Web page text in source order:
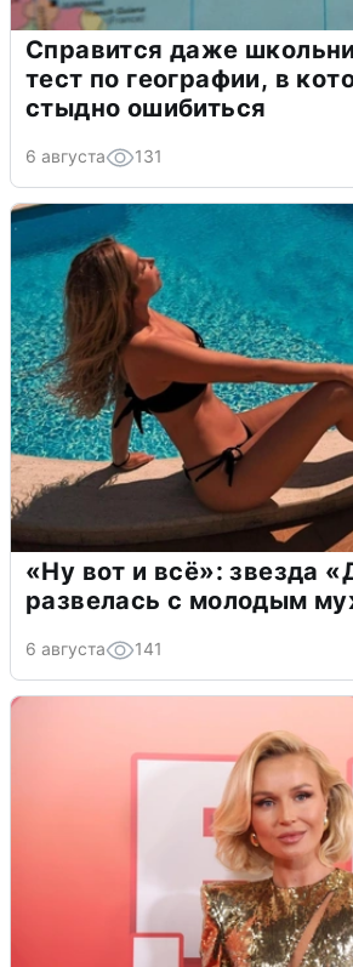
Справится даже
тест по географии, в
стыдно ошибиться
6 августа 131
«Ну вот и всё»: звезда
развелась с молодым
6 августа 141